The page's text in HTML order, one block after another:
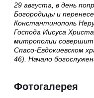
29 августа, в день
Богородицы и
Константинополь
Господа Иисуса
митрополии
Спасо-Евдокиевском
46). Начало
Фотогалерея